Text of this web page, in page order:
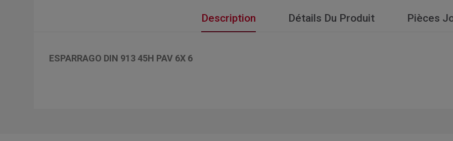
Description Détails Du Produit Pièces
ESPARRAGO DIN 913 45H PAV 6X 6